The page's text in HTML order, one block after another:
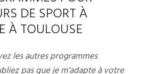
DE SPORT À
À TOULOUSE
les autres programmes
pas que je m’adapte à votre